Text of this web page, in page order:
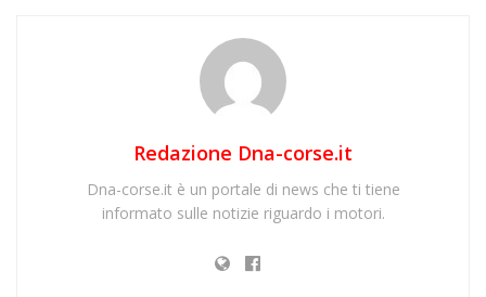
Redazione Dna-corse.it
Dna-corse.it è un portale di news che ti tiene
informato sulle notizie riguardo i motori.